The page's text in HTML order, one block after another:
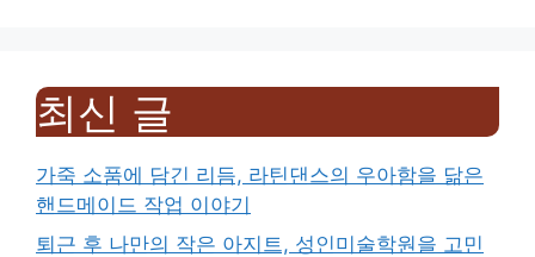
최신 글
가죽 소품에 담긴 리듬, 라틴댄스의 우아함을 닮은
핸드메이드 작업 이야기
퇴근 후 나만의 작은 아지트, 성인미술학원을 고민